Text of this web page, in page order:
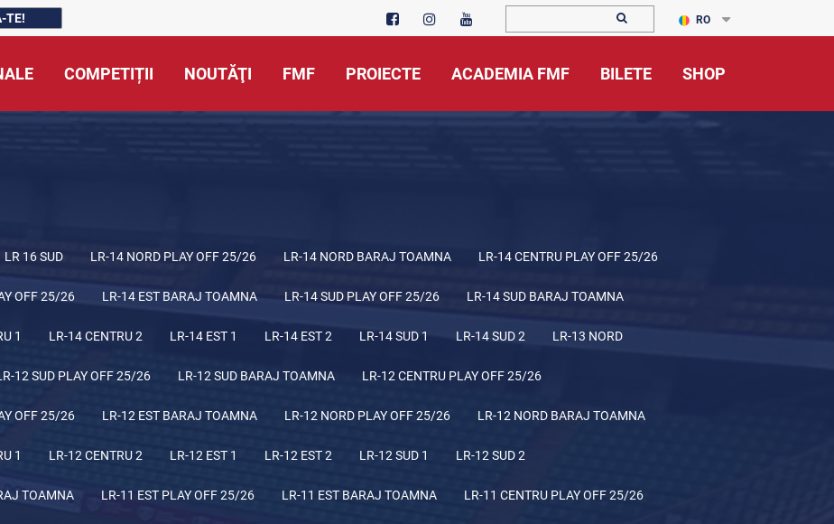
TE! RO
COMPETIȚII NOUTĂŢI FMF PROIECTE ACADEMIA FMF BILETE SHOP
LR 16 SUD LR-14 NORD PLAY OFF 25/26 LR-14 NORD BARAJ TOAMNA LR-14 CENTRU PLAY OFF 25/26
OFF 25/26 LR-14 EST BARAJ TOAMNA LR-14 SUD PLAY OFF 25/26 LR-14 SUD BARAJ TOAMNA
1 LR-14 CENTRU 2 LR-14 EST 1 LR-14 EST 2 LR-14 SUD 1 LR-14 SUD 2 LR-13 NORD
12 SUD PLAY OFF 25/26 LR-12 SUD BARAJ TOAMNA LR-12 CENTRU PLAY OFF 25/26
OFF 25/26 LR-12 EST BARAJ TOAMNA LR-12 NORD PLAY OFF 25/26 LR-12 NORD BARAJ TOAMNA
1 LR-12 CENTRU 2 LR-12 EST 1 LR-12 EST 2 LR-12 SUD 1 LR-12 SUD 2
TOAMNA LR-11 EST PLAY OFF 25/26 LR-11 EST BARAJ TOAMNA LR-11 CENTRU PLAY OFF 25/26